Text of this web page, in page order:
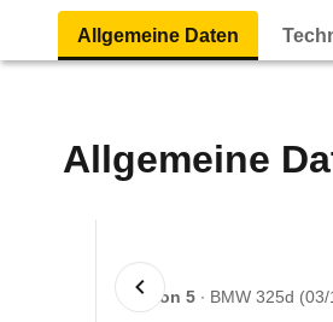
Allgemeine Daten
Allgemeine
1 von 5 BMW 325d